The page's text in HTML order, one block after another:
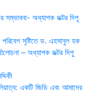
সম্ভাবনা- অধ্যাপক ডক্টর দিপু
পরিবেশ সৃষ্টিতে ড. এহসানুল হক
– অধ্যাপক ডক্টর দিপু
একটি জিডি এবং আমাদের